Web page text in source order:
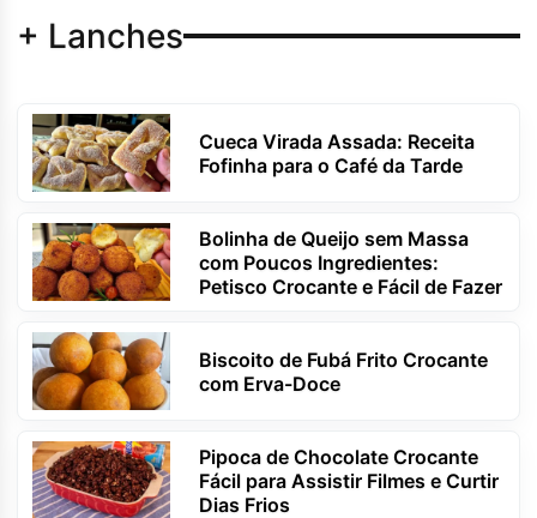
+ Lanches
Cueca Virada Assada: Receita
Fofinha para o Café da Tarde
Bolinha de Queijo sem Massa
com Poucos Ingredientes:
Petisco Crocante e Fácil de Fazer
Biscoito de Fubá Frito Crocante
com Erva-Doce
Pipoca de Chocolate Crocante
Fácil para Assistir Filmes e Curtir
Dias Frios